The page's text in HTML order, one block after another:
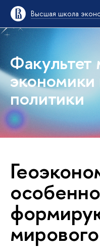
Высшая школа
Факультет
политики